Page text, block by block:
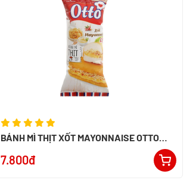
BÁNH MÌ THỊT XỐT MAYONNAISE OTTO
7.800đ